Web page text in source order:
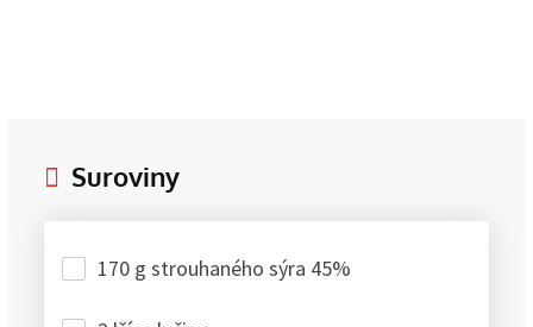
Suroviny
170 g strouhaného sýra 45%